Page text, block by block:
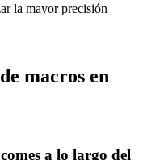
la mayor precisión
macros en
a lo largo del